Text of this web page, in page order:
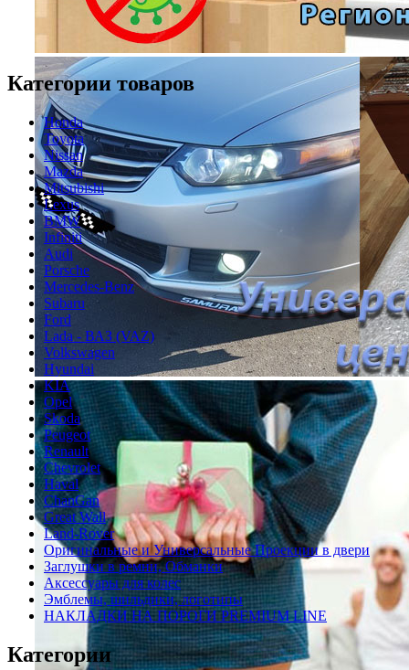
Категории товаров
Honda
Toyota
Nissan
Mazda
Mitsubishi
Lexus
BMW
Infiniti
Audi
Porsche
Mercedes-Benz
Subaru
Ford
Lada - ВАЗ (VAZ)
Volkswagen
Hyundai
KIA
Opel
Skoda
Peugeot
Renault
Chevrolet
Haval
ChanGan
Great Wall
Land-Rover
Оригинальные и Универсальные Проекции в двери
Заглушки в ремни, Обманки
Аксессуары для колес
Эмблемы, шильдики, логотипы
НАКЛАДКИ НА ПОРОГИ PREMIUM LINE
Категории